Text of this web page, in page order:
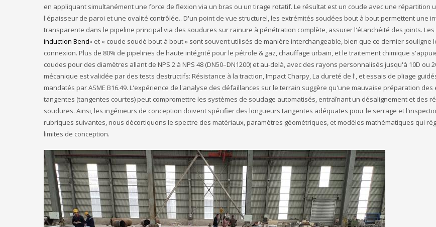
en appliquant simultanément une force de flexion via un bras ou un tirage rotatif. Le résultat est un coude avec une répartition
l'épaisseur de paroi et une ovalité contrôlée.. D'un point de vue structurel, les extrémités soudées bout à bout permettent une
transparente dans le pipeline principal via des soudures sur rainure à pénétration complète, assurer l'étanchéité des joints. Les
induction Bend» et « coude soudé bout à bout » sont souvent utilisés de manière interchangeable, bien que ce dernier souligne
connexion. Plus de 80% de pipelines de haute intégrité pour le pétrole & gaz, chauffage urbain, et le traitement chimique
coudes pour des diamètres allant de NPS 2 à NPS 48 (DN50–DN1200) et au-delà, avec des rayons personnalisés jusqu'à 10D ou
mécanique est validée par des tests destructifs: Résistance à la traction, Impact Charpy, La dureté de l', et essais de pliage
mandatés par ASME B16.49. L'expérience de l'analyse des défaillances sur le terrain suggère qu'une mauvaise préparation des
tangentes (tangentes courtes) peut compromettre les systèmes de soudage automatisés, entraînant un désalignement et des
soudures. Ainsi, les ingénieurs de conception doivent spécifier des longueurs tangentes adéquates pour le serrage et
rubriques suivantes, nous décortiquons le spectre des matériaux, paramètres géométriques, et modèles mathématiques qui
limites de conception.